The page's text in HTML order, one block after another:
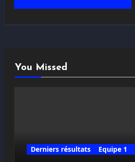
You Missed
Derniers résultats Equipe 1